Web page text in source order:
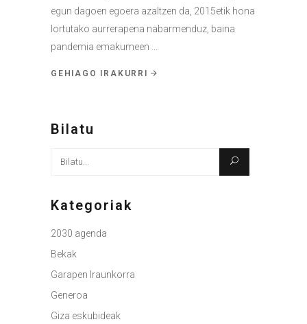
egun dagoen egoera azaltzen da, 2015etik hona
lortutako aurrerapena nabarmenduz, baina
pandemia emakumeen
GEHIAGO IRAKURRI
Bilatu
Bilatu
Kategoriak
2030 agenda
Bekak
Garapen Iraunkorra
Generoa
Giza eskubideak